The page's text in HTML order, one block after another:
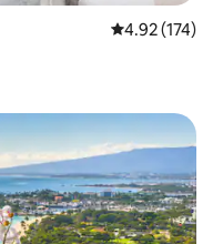
Calificación
4.92 (174)